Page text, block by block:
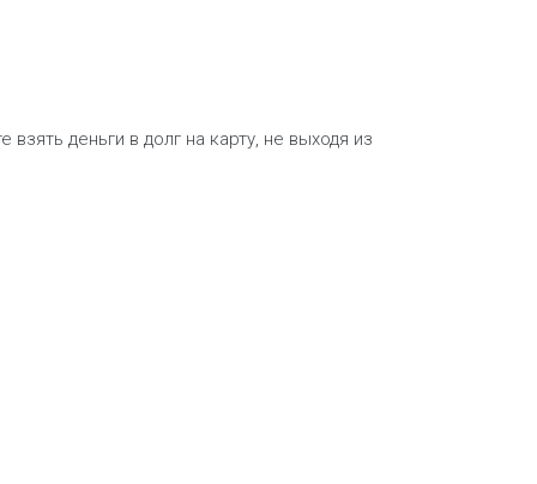
деньги в долг на карту, не выходя из